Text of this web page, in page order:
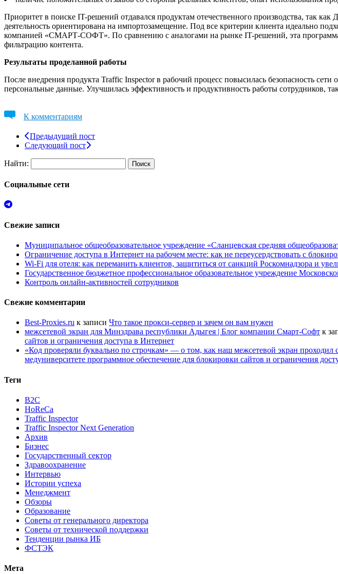
Приоритет в поиске IT-решений отдавался продуктам отечественного производства, так
деятельность ориентирована на импортозамещение. Под все критерии клиента идеально
компанией «СМАРТ-СОФТ». По сравнению с аналогами на рынке IT-решений, эта программа
фильтрацию контента.
Результаты проделанной работы
После внедрения продукта Traffic Inspector в рабочий процесс повысилась безопасность
персональные данные. Улучшилась эффективность и продуктивность работы сотрудников,
К комментариям
Предыдущий пост
Следующий пост
Найти:
Социальные сети
Свежие записи
Муниципальное общеобразовательное учреждение «Сланцевская средняя
Ограничение доступа в Интернет на рабочем месте: как не переусердствовать с
Wi-Fi для отеля: как переманить клиентов, защититься от санкций Роскомнадзора и
Государственное бюджетное профессиональное образовательное учреждение
Контроль онлайн-активностей сотрудников
Свежие комментарии
Best-Proxies.ru к записи Что такое прокси-сервер и зачем он вам нужен
межсетевой экран для Минздрава республики Адыгея | Блог компании Смарт-Софт к
сайтов и ограничения доступа в Интернет
«Код проверяли буквально по строчкам» — о том, как наш межсетевой экран
медуниверситете программное обеспечение для блокировки сайтов и ограничения
Теги
B2C
HoReCa
Traffic Inspector
Traffic Inspector Next Generation
Архив
Бизнес
Государственный сектор
Здравоохранение
Интервью
Истории успеха
Менеджмент
Обзоры
Образование
Советы от генерального директора
Советы от технической поддержки
Тенденции рынка ИБ
ФСТЭК
Мета